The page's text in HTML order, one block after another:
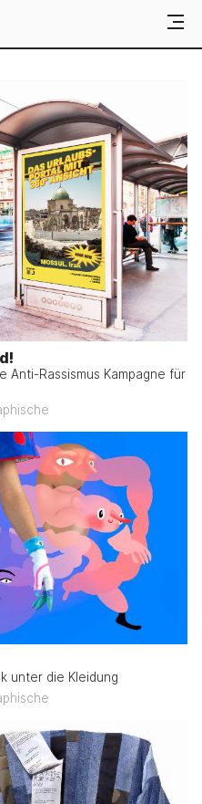
Anti-Rassismus Kampagne für
unter die Kleidung